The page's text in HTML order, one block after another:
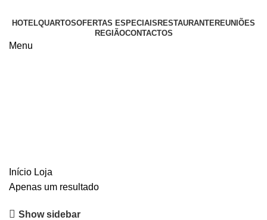
HOTELQUARTOSOFERTAS ESPECIAIS RESTAURANTEREUNIÕES
REGIÃOCONTACTOS
Menu
Início Loja
Apenas um resultado
Show sidebar